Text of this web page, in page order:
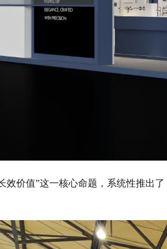
效价值”这一核心命题，系统性推出了